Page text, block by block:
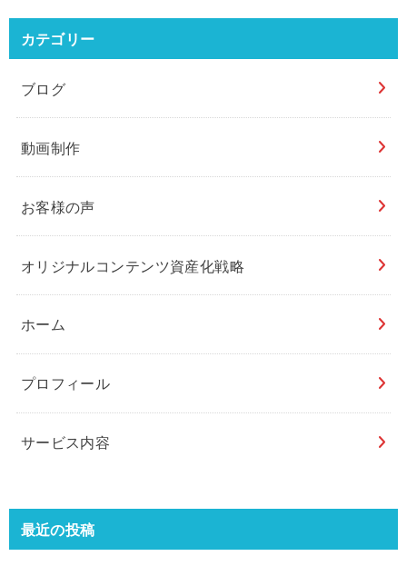
カテゴリー
ブログ
動画制作
お客様の声
オリジナルコンテンツ資産化戦略
ホーム
プロフィール
サービス内容
最近の投稿